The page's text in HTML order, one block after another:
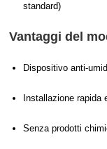
standard)
Vantaggi del
Dispositivo anti-
Installazione rapida
Senza prodotti